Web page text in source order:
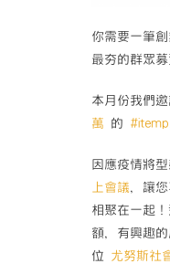
你需要一筆
最夯的群眾
本月份我們
萬 的 #itemp
因應疫情將
上會議，讓
相聚在一起
額，有興趣
位 尤努斯社